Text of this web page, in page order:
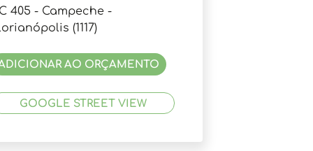
405 - Campeche -
(1117)
AO ORÇAMENTO
GOOGLE STREET VIEW